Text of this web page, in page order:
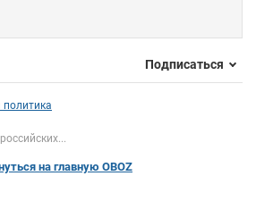
Подписаться
политика
на главную OBOZ